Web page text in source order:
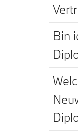
Bin